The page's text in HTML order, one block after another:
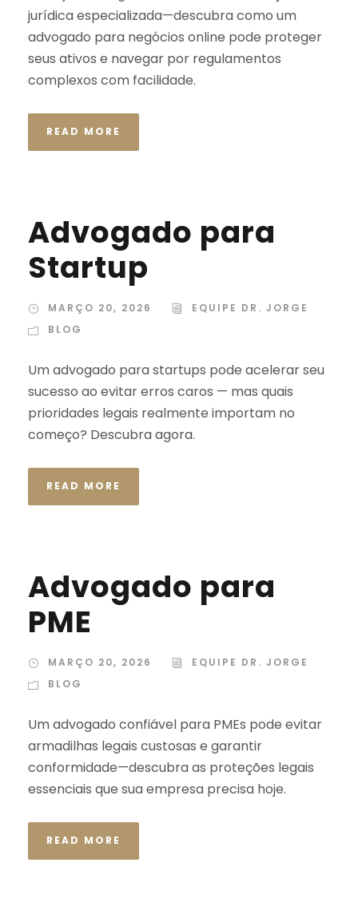
jurídica especializada—descubra como um
advogado para negócios online pode proteger
seus ativos e navegar por regulamentos
complexos com facilidade.
READ MORE
Advogado para
Startup
MARÇO 20, 2026
EQUIPE DR. JORGE
BLOG
Um advogado para startups pode acelerar seu
sucesso ao evitar erros caros — mas quais
prioridades legais realmente importam no
começo? Descubra agora.
READ MORE
Advogado para
PME
MARÇO 20, 2026
EQUIPE DR. JORGE
BLOG
Um advogado confiável para PMEs pode evitar
armadilhas legais custosas e garantir
conformidade—descubra as proteções legais
essenciais que sua empresa precisa hoje.
READ MORE